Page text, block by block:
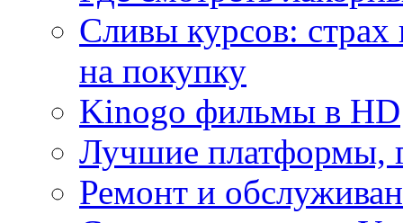
Сливы курсов:
на покупку
Kinogo фильмы в HD
Лучшие платформы,
Ремонт и